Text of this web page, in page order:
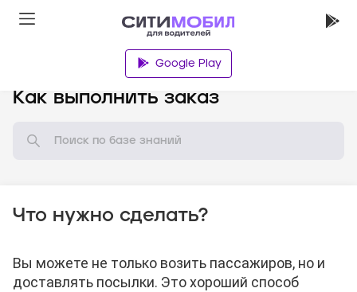
Google Play
Как выполнить заказ
Что нужно сделать?
Вы можете не только возить пассажиров, но и
доставлять посылки. Это хороший способ